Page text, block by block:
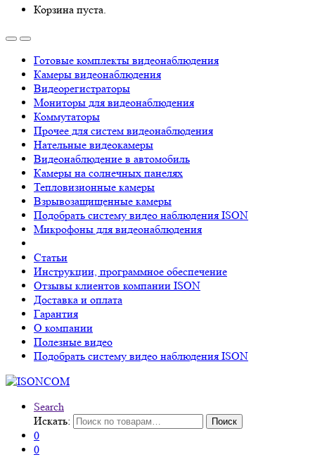
Корзина пуста.
Готовые комплекты видеонаблюдения
Камеры видеонаблюдения
Видеорегистраторы
Мониторы для видеонаблюдения
Коммутаторы
Прочее для систем видеонаблюдения
Нательные видеокамеры
Видеонаблюдение в автомобиль
Камеры на солнечных панелях
Тепловизионные камеры
Взрывозащищенные камеры
Подобрать систему видео наблюдения ISON
Микрофоны для видеонаблюдения
Статьи
Инструкции, программное обеспечение
Отзывы клиентов компании ISON
Доставка и оплата
Гарантия
О компании
Полезные видео
Подобрать систему видео наблюдения ISON
Search
Искать:
Поиск
0
0